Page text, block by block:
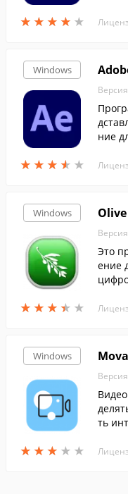
★ ★ ★ ★ ★
★ ★ ★ ★ ★
Windows
★ ★ ★ ★ ★
★ ★ ★ ★ ★
ние
еских
Windows
★ ★ ★ ★ ★
★ ★ ★ ★ ★
Это
ение
Windows
★ ★ ★ ★ ★
★ ★ ★ ★ ★
ть
р.